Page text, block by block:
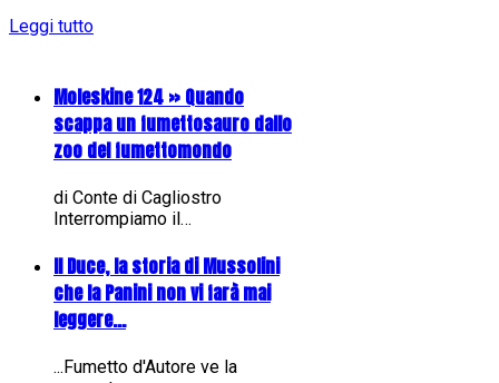
Leggi tutto
Moleskine 124 » Quando
scappa un fumettosauro dallo
zoo del fumettomondo
di Conte di Cagliostro
Interrompiamo il…
Il Duce, la storia di Mussolini
che la Panini non vi farà mai
leggere...
...Fumetto d'Autore ve la